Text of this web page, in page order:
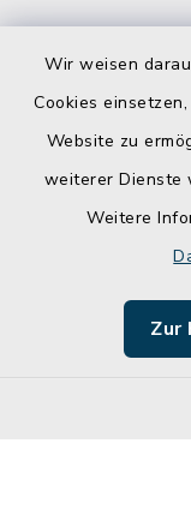
Wir weisen
Cookies
Website zu
weiterer Dienste
Weitere
Zur